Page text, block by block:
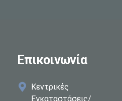
Επικοινωνία
Κεντρικές
Εγκαταστάσεις/